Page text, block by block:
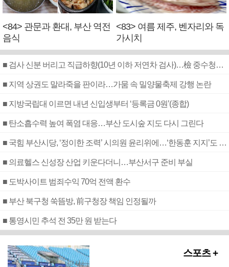
<84> 관문과 환대, 부산 역전
음식
<83> 여름 제주, 벤자리와 독
가시치
■ 검사 신분 버리고 직급하향(10년 이하 저연차 검사)…檢 중수청행 기피
■ 지역 상권도 말라죽을 판이라…가뭄 속 밀양물축제 강행 논란
■ 지방국립대 이르면 내년 신입생부터 ‘등록금 0원’(종합)
■ 탄소흡수력 높여 폭염 대응…부산 도시숲 지도 다시 그린다
■ 국힘 부산시당, ‘정이한 조력’ 시의원 윤리위에…‘한동훈 지지’도 신고접수
■ 의료헬스 신성장 산업 키운다더니…부산서구 준비 부실
■ 도박사이트 범죄수익 70억 전액 환수
■ 부산 북구청 쑥뜸방, 前구청장 책임 인정될까
■ 통영시민 추석 전 35만 원 받는다
스포츠 +